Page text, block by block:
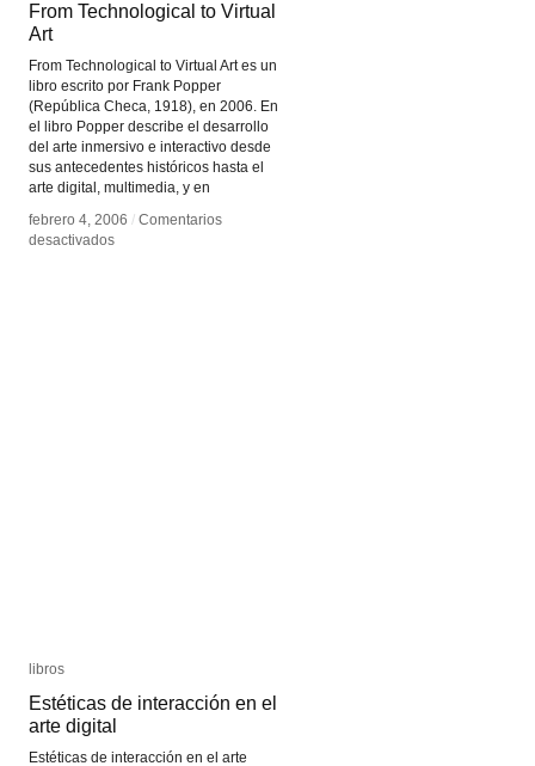
From Technological to Virtual
Art
From Technological to Virtual Art es un
libro escrito por Frank Popper
(República Checa, 1918), en 2006. En
el libro Popper describe el desarrollo
del arte inmersivo e interactivo desde
sus antecedentes históricos hasta el
arte digital, multimedia, y en
febrero 4, 2006 / Comentarios
desactivadosen
From Technological to Virtual
Art
febrero 4, 2006 / Comentarios
desactivadosen
libros
Estéticas de interacción en el
arte digital
Estéticas de interacción en el arte
libros
Estéticas de interacción en el
arte digital